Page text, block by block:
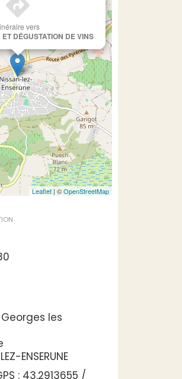
vers
DÉGUSTATION DE VINS
Leaflet| ©OpenStreetMap
les
ENSERUNE
: 43.2913655 /